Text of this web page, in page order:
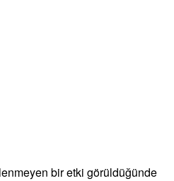
bir etki görüldüğünde